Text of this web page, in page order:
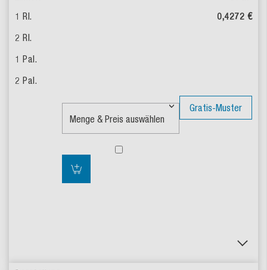
0,4272 €
Gratis-Muster